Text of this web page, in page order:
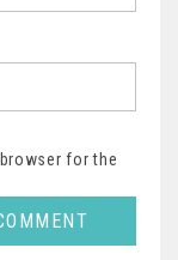
for the